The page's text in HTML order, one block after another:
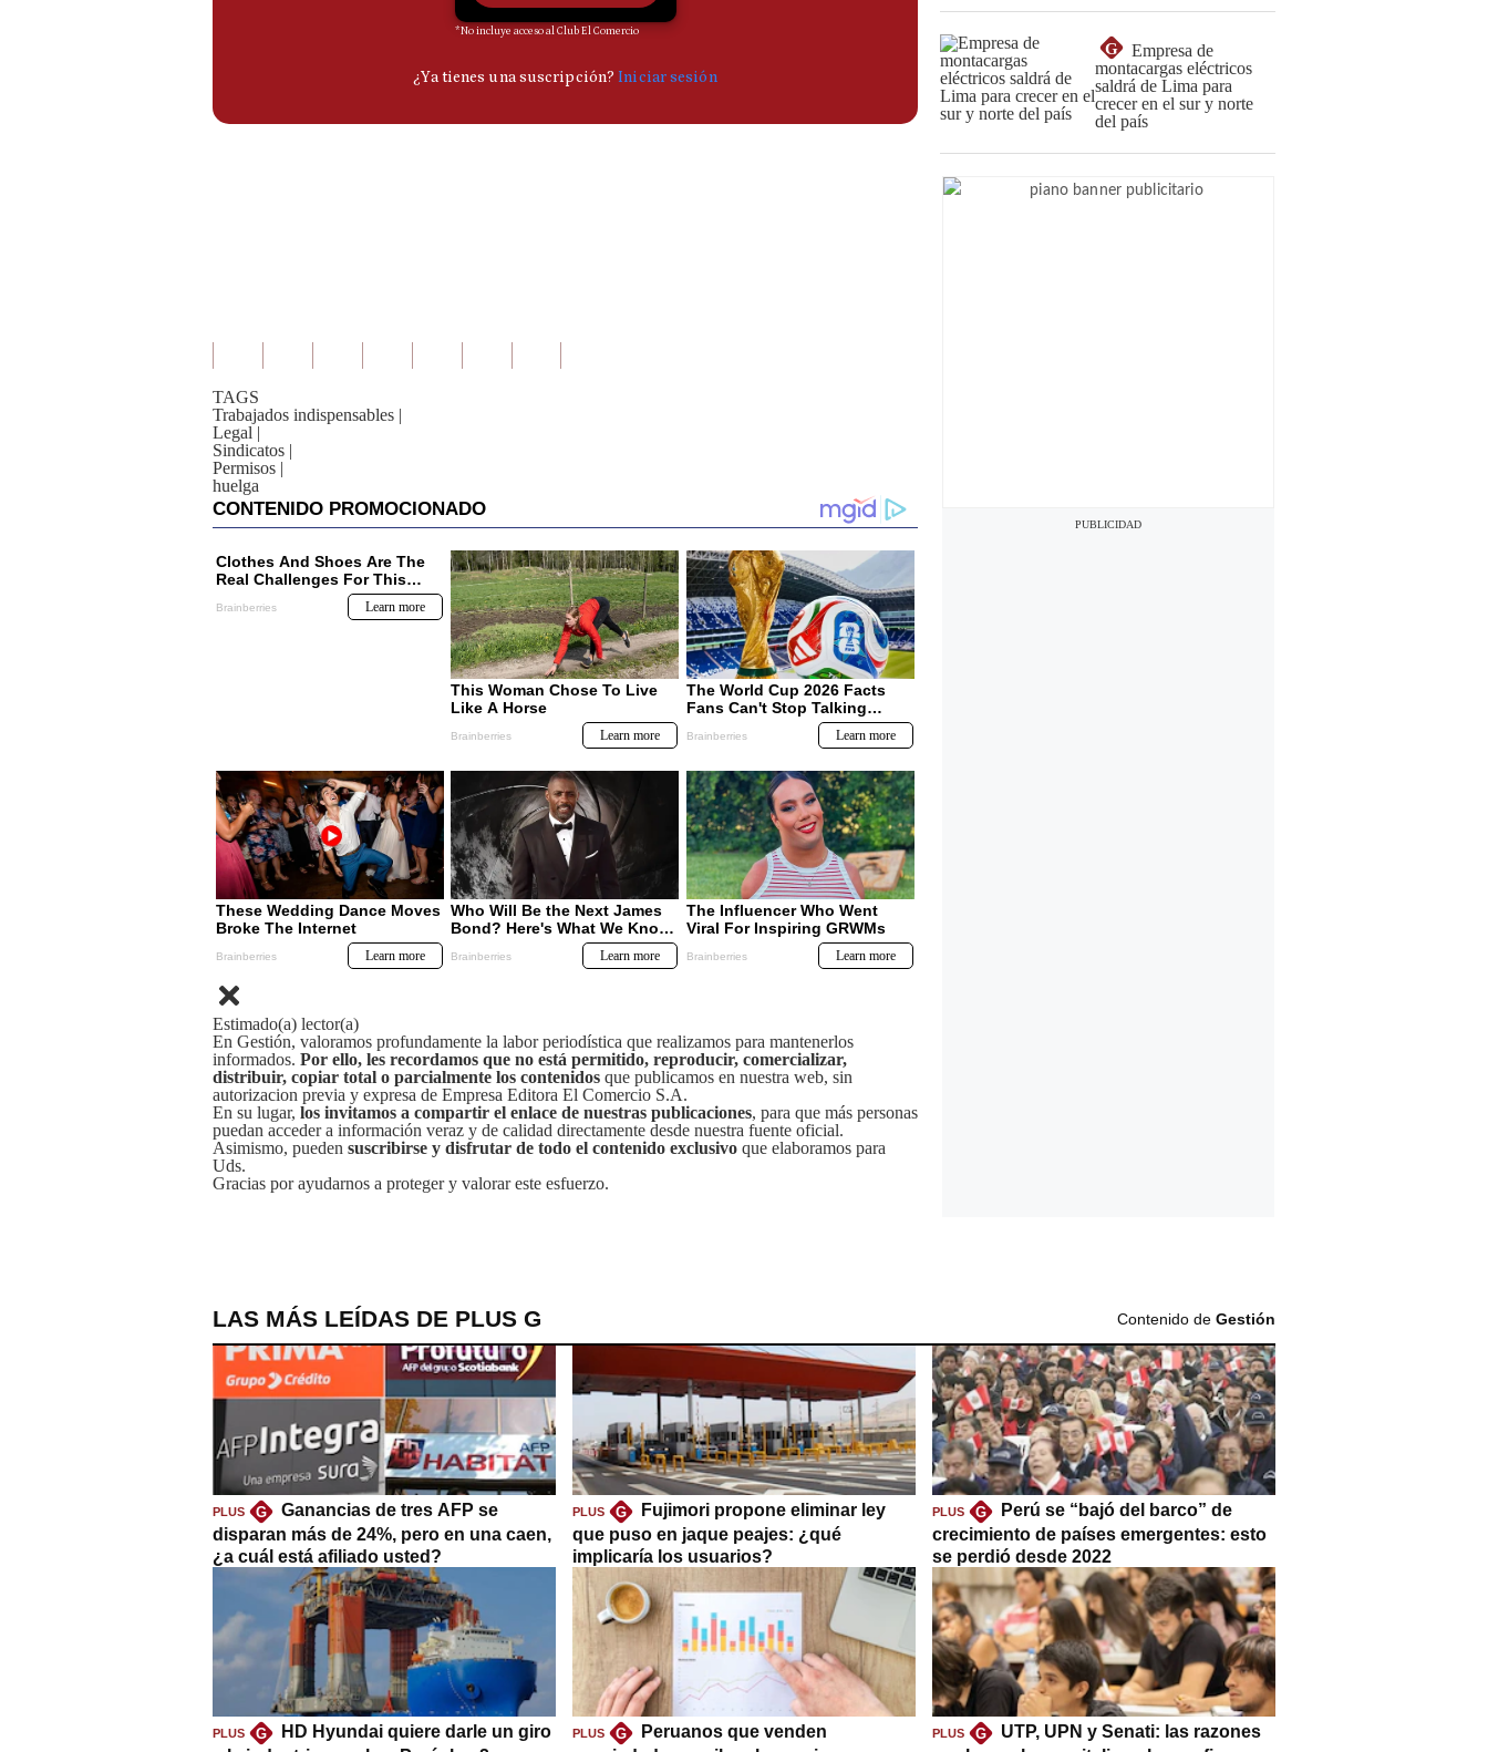
TAGS
Trabajados indispensables |
Legal |
Sindicatos |
Permisos |
huelga
Estimado(a) lector(a)
En Gestión, valoramos profundamente la labor periodística que realizamos para mantenerlos
informados. Por ello, les recordamos que no está permitido, reproducir, comercializar,
distribuir, copiar total o parcialmente los contenidos que publicamos en nuestra web, sin
autorizacion previa y expresa de Empresa Editora El Comercio S.A.
En su lugar, los invitamos a compartir el enlace de nuestras publicaciones, para que más personas
puedan acceder a información veraz y de calidad directamente desde nuestra fuente oficial.
Asimismo, pueden suscribirse y disfrutar de todo el contenido exclusivo que elaboramos para
Uds.
Gracias por ayudarnos a proteger y valorar este esfuerzo.
G
Empresa de
montacargas eléctricos
saldrá de Lima para
crecer en el sur y norte
del país
LAS MÁS LEÍDAS DE PLUS G Contenido de Gestión
PLUS G
Ganancias de tres AFP se
disparan más de 24%, pero en una caen,
¿a cuál está afiliado usted?
PLUS G
Fujimori propone eliminar ley
que puso en jaque peajes: ¿qué
implicaría los usuarios?
PLUS G
Perú se “bajó del barco” de
crecimiento de países emergentes: esto
se perdió desde 2022
PLUS G
HD Hyundai quiere darle un giro
PLUS G
Peruanos que venden
PLUS G
UTP, UPN y Senati: las razones